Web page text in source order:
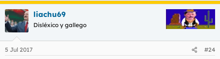
liachu69
Disléxico y gallego
5 Jul 2017 #24